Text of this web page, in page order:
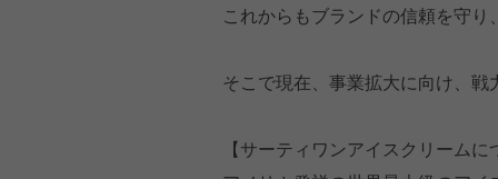
これからもブランドの信頼を守
そこで現在、事業拡大に向け、
【サーティワンアイスクリームに